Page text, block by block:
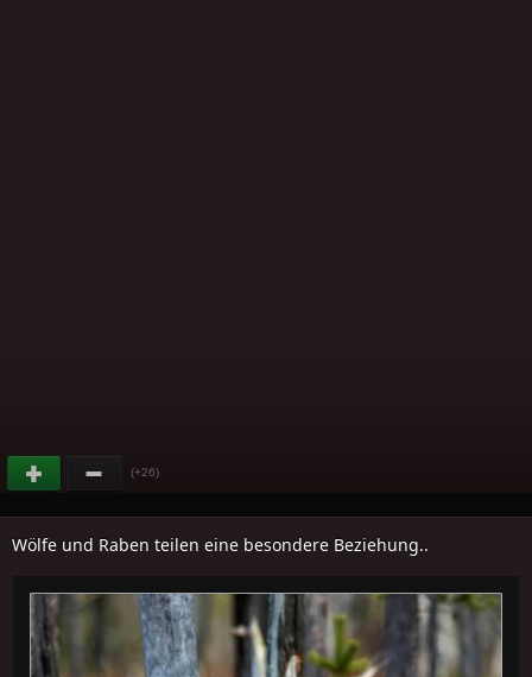
(+26)
Wölfe und Raben teilen eine besondere Beziehung..